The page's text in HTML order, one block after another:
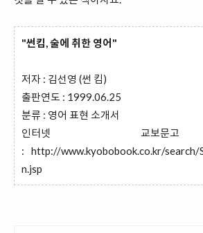
"썬킴, 술에 취한 영어"
저자 : 김선영 (썬 킴)
출판연도 : 1999.06.25
분류 : 영어 표현 소개서
인터넷 교보문
: http://www.kyobobook.co.kr/search/
n.jsp